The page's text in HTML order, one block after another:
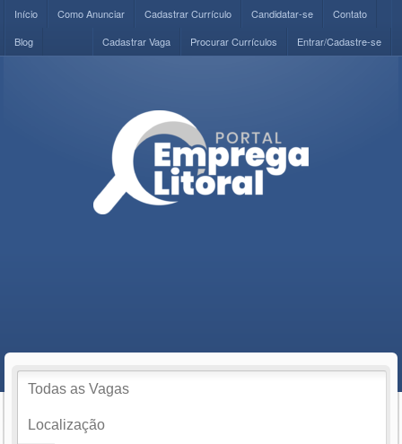
Início Como Anunciar Cadastrar Currículo Candidatar-se
Contato
Blog
Entrar/Cadastre-se
Procurar Currículos
Cadastrar Vaga